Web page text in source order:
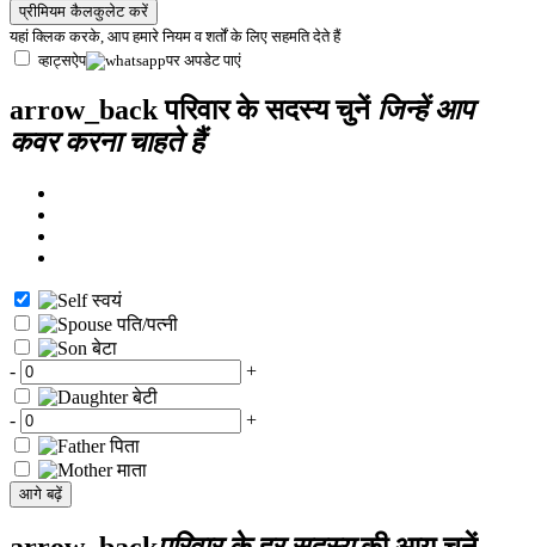
प्रीमियम कैलकुलेट करें
यहां क्लिक करके, आप हमारेनियम व शर्तोंके लिए सहमति देते हैं
व्हाट्सऐप
पर अपडेट पाएं
arrow_backपरिवार के सदस्य चुनें जिन्हें आप
कवर करना चाहते हैं
स्वयं
पति/पत्नी
बेटा
-
+
बेटी
-
+
पिता
माता
आगे बढ़ें